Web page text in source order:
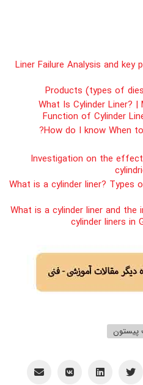
Liner Failure Analysis and
Products (types of
What Is Cylinder Liner?
Function of Cylinder
How do I know When
Investigation on the
What is a cylinder liner? Types
What is a cylinder liner and
cylinder liners in